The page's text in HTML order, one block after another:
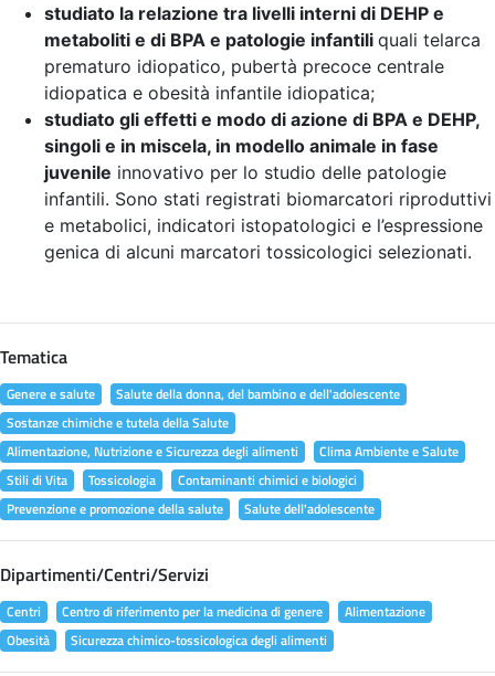
studiato la relazione tra livelli interni di DEHP e
metaboliti e di BPA e patologie infantili quali telarca
prematuro idiopatico, pubertà precoce centrale
idiopatica e obesità infantile idiopatica;
studiato gli effetti e modo di azione di BPA e DEHP,
singoli e in miscela, in modello animale in fase
juvenile innovativo per lo studio delle patologie
infantili. Sono stati registrati biomarcatori riproduttivi
e metabolici, indicatori istopatologici e l’espressione
genica di alcuni marcatori tossicologici selezionati.
Tematica
Genere e salute
Salute della donna, del bambino e dell'adolescente
Sostanze chimiche e tutela della Salute
Alimentazione, Nutrizione e Sicurezza degli alimenti
Clima Ambiente e Salute
Stili di Vita
Tossicologia
Contaminanti chimici e biologici
Prevenzione e promozione della salute
Salute dell'adolescente
Dipartimenti/Centri/Servizi
Centri Centro di riferimento per la medicina di genere
Alimentazione
Obesità
Sicurezza chimico-tossicologica degli alimenti